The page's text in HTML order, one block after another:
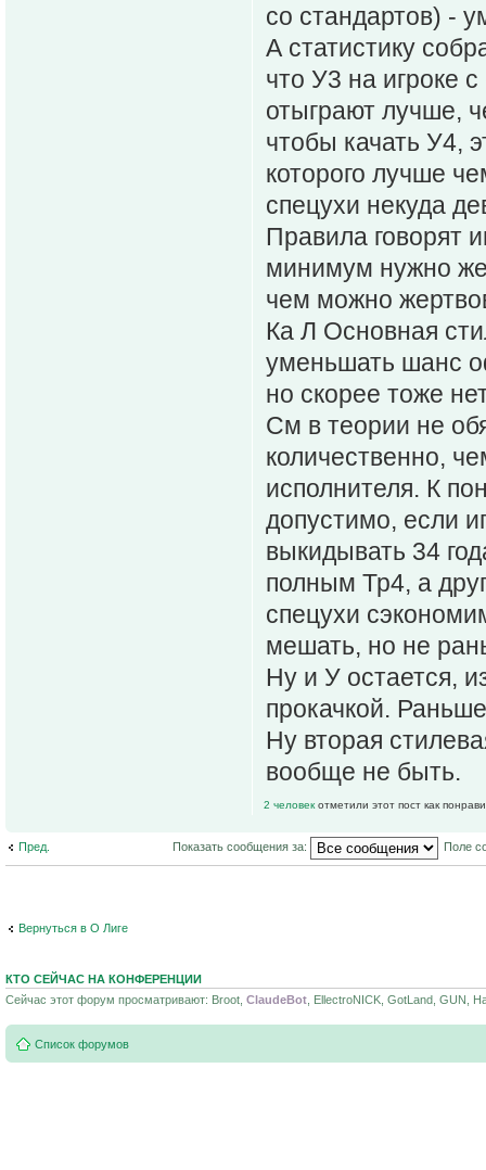
со стандартов) -
А статистику
что У3 на игроке
отыграют лучше,
чтобы качать У4,
которого лучше
спецухи некуда
Правила говорят
минимум нужно
чем можно
Ка Л Основная
уменьшать шанс
но скорее тоже
См в теории не
количественно,
исполнителя. К
допустимо, если
выкидывать 34
полным Тр4, а
спецухи
мешать, но не
Ну и У остается,
прокачкой.
Ну вторая
вообще не быть.
2 человек отметили этот пост как
Пред. Показать сообщения за: Поле
Вернуться в О Лиге
КТО СЕЙЧАС НА КОНФЕРЕНЦИИ
Сейчас этот форум просматривают: Broot, ClaudeBot , EllectroNICK, GotLand, GUN,
Список форумов